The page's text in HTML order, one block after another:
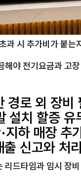
과 시 추가비가 붙는
해야 전기요금과 고
경로 외 장비
설치 할증 유
지하 매장 추
신고와 처
리드타임과 임시 장